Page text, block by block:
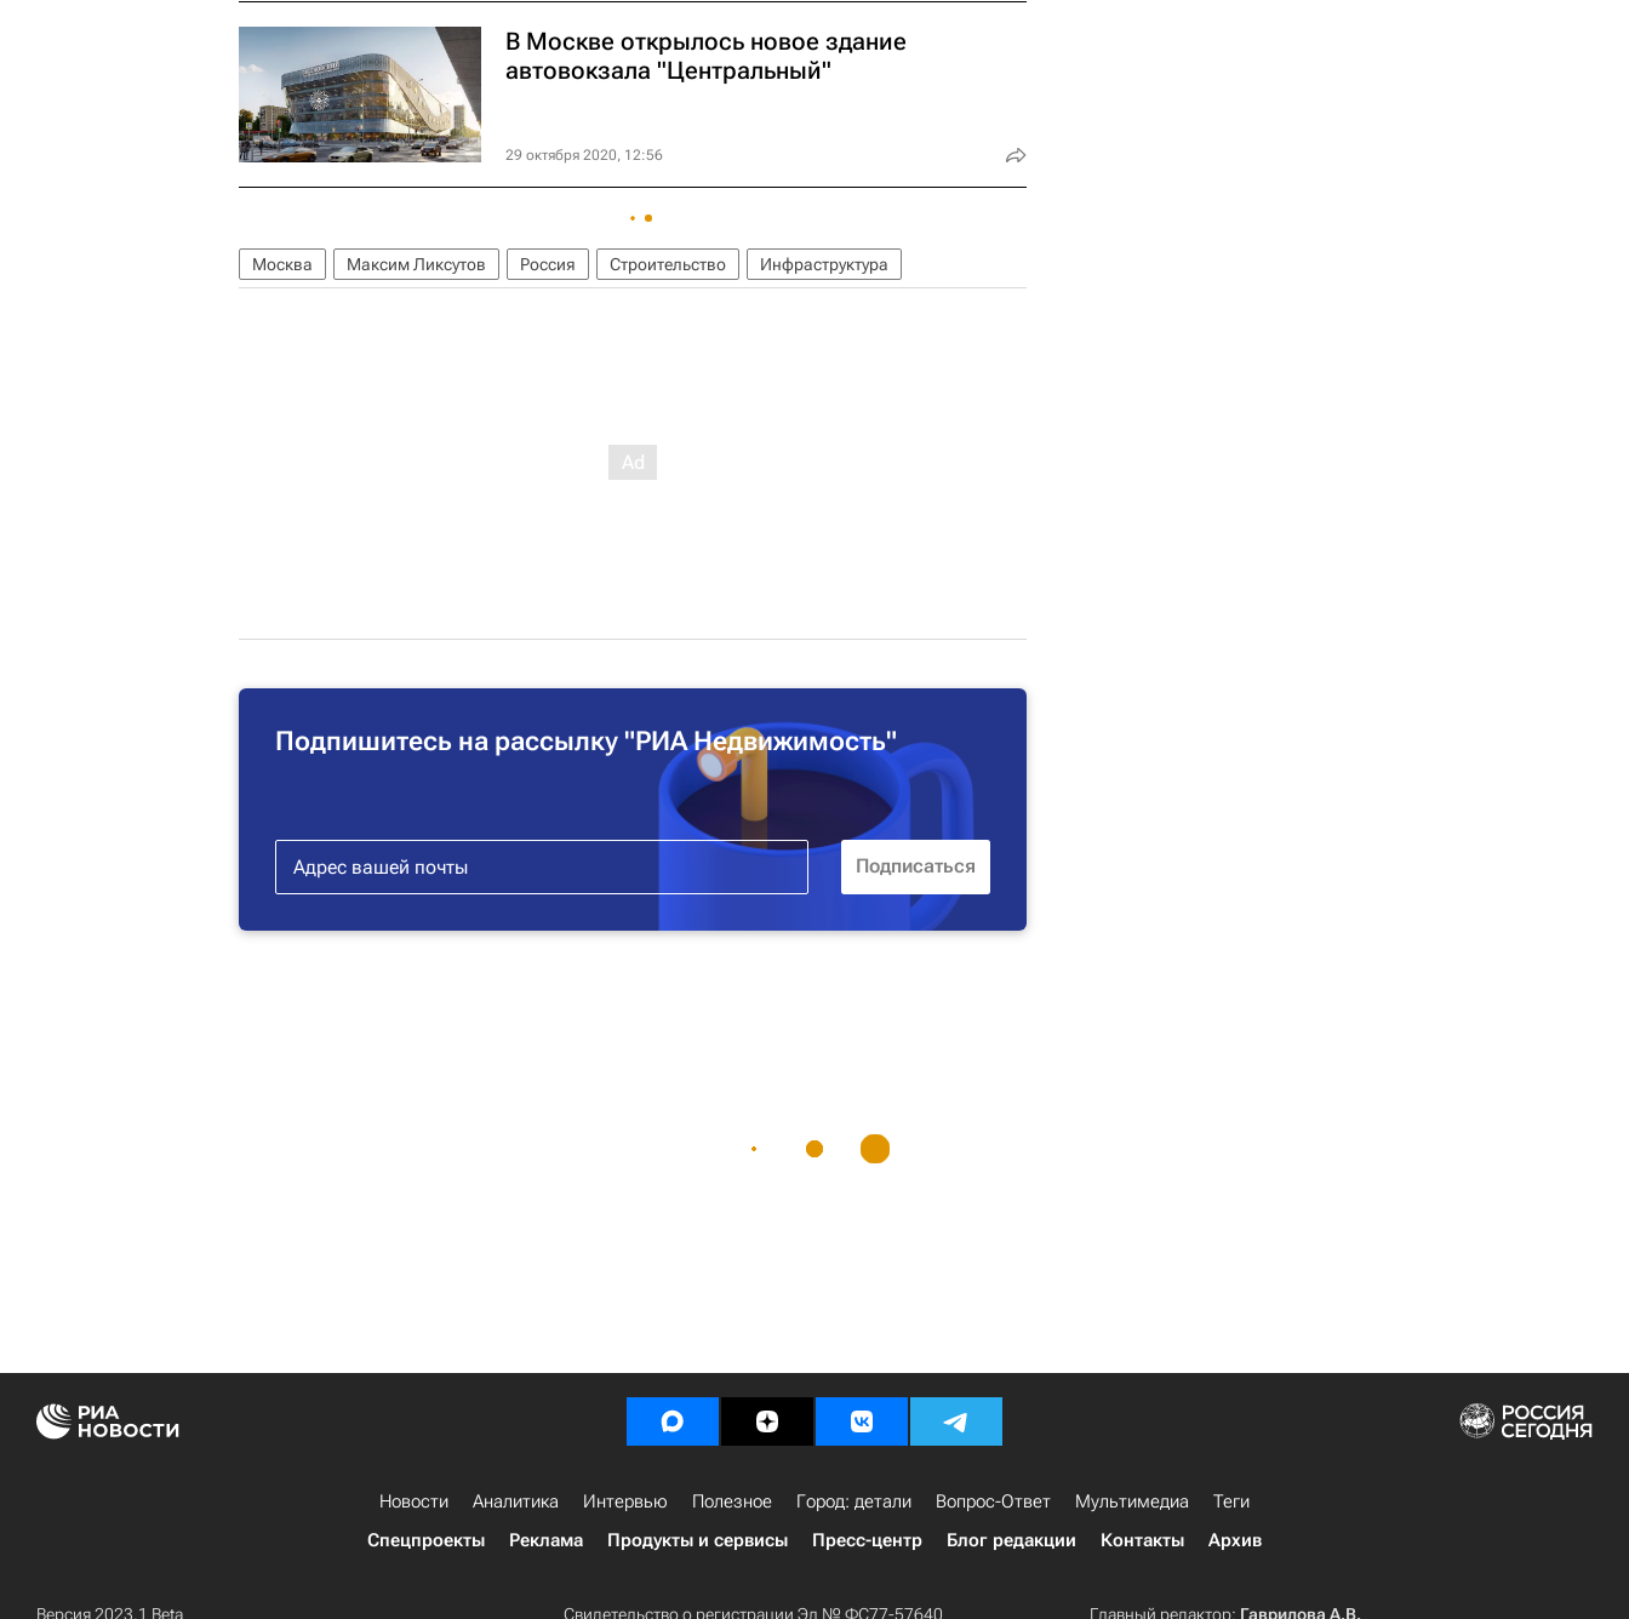
В Москве открылось новое здание
автовокзала "Центральный"
29 октября 2020, 12:56
Москва Максим Ликсутов Россия Строительство Инфраструктура
Подпишитесь на рассылку "РИА Недвижимость"
Новости Аналитика Интервью Полезное Город: детали Вопрос-Ответ Мультимедиа
Теги
Спецпроекты
Реклама Продукты и сервисы Пресс-центр Блог редакции Контакты Архив
Версия 2023.1 Beta Свидетельство о регистрации Эл № ФС77-57640 Главный редактор: Гаврилова А.В.